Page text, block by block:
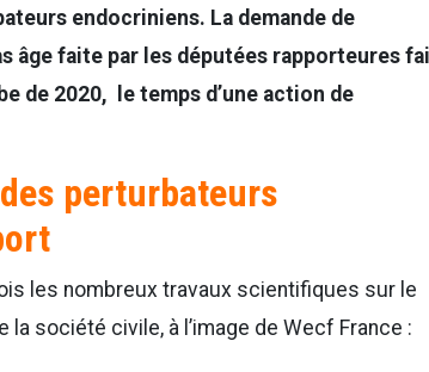
endocriniens. La demande de
âge faite par les députées rapporteures
de 2020, le temps d’une action de
perturbateurs
les nombreux travaux scientifiques sur le
société civile, à l’image de Wecf France :